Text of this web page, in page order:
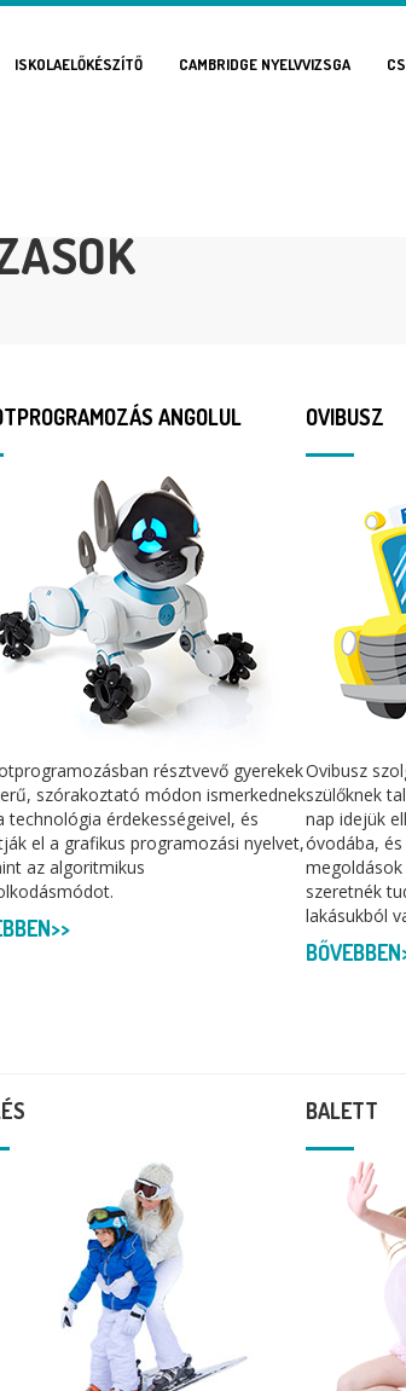
ISKOLAELŐKÉSZÍTŐ CAMBRIDGE NYELVVIZSGA
ANGOLUL
résztvevő gyerekek
szórakoztató módon ismerkednek
technológia érdekességeivel, és
el a grafikus programozási nyelvet,
az algoritmikus
OVIBUSZ
Ovibusz
szülőknek
nap idejük
óvodába,
szeretnék
lakásukból
BALETT